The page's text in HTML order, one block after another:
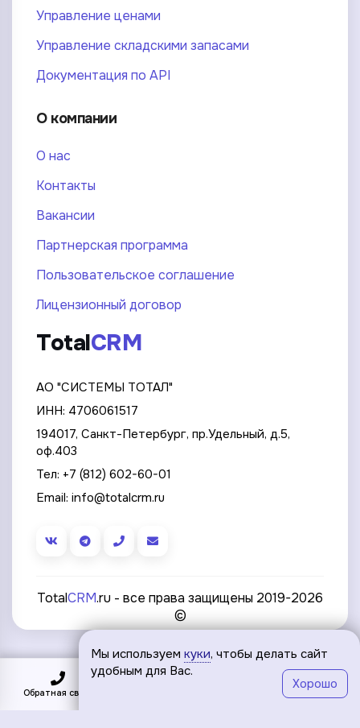
Обратная связь Меню
Управление ценами
Управление складскими запасами
Документация по API
О компании
О нас
Контакты
Вакансии
Партнерская программа
Пользовательское соглашение
Лицензионный договор
TotalCRM
АО "СИСТЕМЫ ТОТАЛ"
ИНН: 4706061517
194017, Санкт-Петербург, пр.Удельный, д.5,
оф.403
Тел: +7 (812) 602-60-01
Email: info@totalcrm.ru
TotalCRM.ru - все права защищены 2019-2026
©
Мы используем куки, чтобы делать сайт
удобным для Вас.
Хорошо